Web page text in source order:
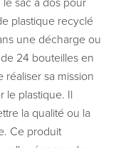
sac à dos pour
plastique recyclé
une décharge ou
24 bouteilles en
réaliser sa mission
le plastique. Il
la qualité ou la
Ce produit